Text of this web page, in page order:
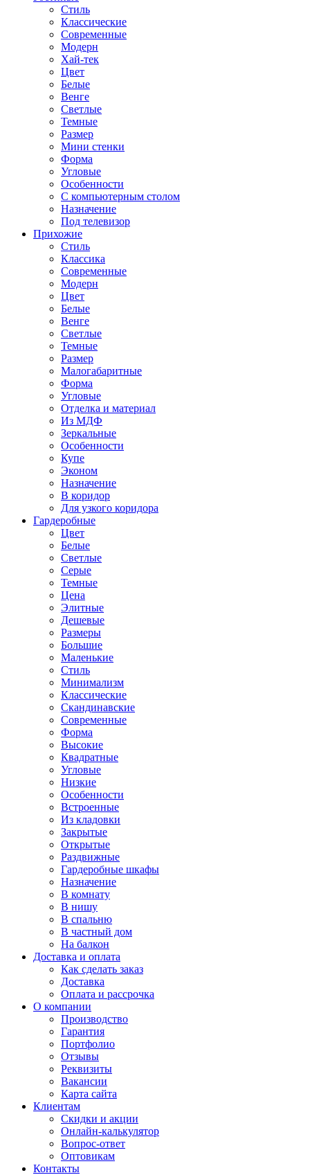
Стиль
Классические
Современные
Модерн
Хай-тек
Цвет
Белые
Венге
Светлые
Темные
Размер
Мини стенки
Форма
Угловые
Особенности
С компьютерным столом
Назначение
Под телевизор
Прихожие
Стиль
Классика
Современные
Модерн
Цвет
Белые
Венге
Светлые
Темные
Размер
Малогабаритные
Форма
Угловые
Отделка и материал
Из МДФ
Зеркальные
Особенности
Купе
Эконом
Назначение
В коридор
Для узкого коридора
Гардеробные
Цвет
Белые
Светлые
Серые
Темные
Цена
Элитные
Дешевые
Размеры
Большие
Маленькие
Стиль
Минимализм
Классические
Скандинавские
Современные
Форма
Высокие
Квадратные
Угловые
Низкие
Особенности
Встроенные
Из кладовки
Закрытые
Открытые
Раздвижные
Гардеробные шкафы
Назначение
В комнату
В нишу
В спальню
В частный дом
На балкон
Доставка и оплата
Как сделать заказ
Доставка
Оплата и рассрочка
О компании
Производство
Гарантия
Портфолио
Отзывы
Реквизиты
Вакансии
Карта сайта
Клиентам
Скидки и акции
Онлайн-калькулятор
Вопрос-ответ
Оптовикам
Контакты